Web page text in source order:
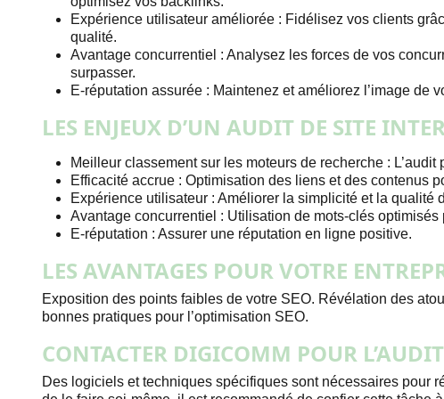
Expérience utilisateur améliorée : Fidélisez vos clients
qualité.
Avantage concurrentiel : Analysez les forces de vos
surpasser.
E-réputation assurée : Maintenez et améliorez l’image de
LES ENJEUX D’UN AUDIT DE SITE
Meilleur classement sur les moteurs de recherche :
Efficacité accrue : Optimisation des liens et des contenus
Expérience utilisateur : Améliorer la simplicité et la qualité
Avantage concurrentiel : Utilisation de mots-clés
E-réputation : Assurer une réputation en ligne positive.
LES AVANTAGES POUR VOTRE
Exposition des points faibles de votre SEO. Révélation des
bonnes pratiques pour l’optimisation SEO.
CONTACTER DIGICOMM POUR
Des logiciels et techniques spécifiques sont nécessaires pour